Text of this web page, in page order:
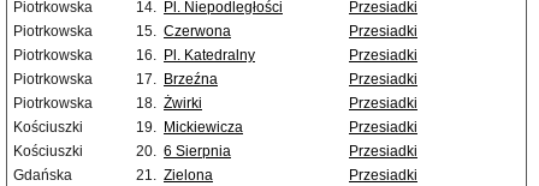
Piotrkowska
14. Pl. Niepodległości
Przesiadki
Piotrkowska
15. Czerwona
Przesiadki
Piotrkowska
16. Pl. Katedralny
Przesiadki
Piotrkowska
17. Brzeźna
Przesiadki
Piotrkowska
18. Żwirki
Przesiadki
Kościuszki
19. Mickiewicza
Przesiadki
Kościuszki
20. 6 Sierpnia
Przesiadki
Gdańska
21. Zielona
Przesiadki